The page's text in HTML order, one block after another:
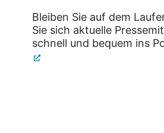
Bleiben Sie auf dem
Sie sich aktuelle
schnell und bequem ins